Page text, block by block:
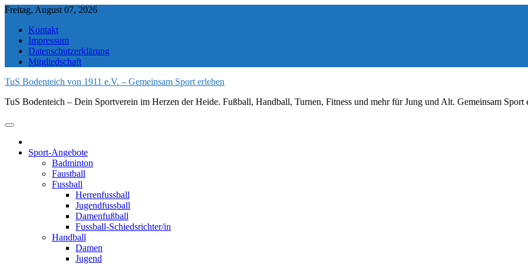
Skip
content
Freitag, August 07, 2026
Kontakt
Impressum
Datenschutzerklärung
Mitgliedschaft
TuS Bodenteich von 1911 e.V. – Gemeinsam Sport erleben
TuS Bodenteich – Dein Sportverein im Herzen der Heide. Fußball, Handball, Turnen, Fitness und mehr für Jung und Alt. Gemeinsam Sport
Sport-Angebote
Badminton
Faustball
Fussball
Herrenfussball
Jugendfussball
Damenfußball
Fussball-Schiedsrichter/in
Handball
Damen
Jugend